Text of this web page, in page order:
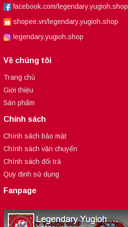
facebook.com/legendary.yugioh.shop
shopee.vn/legendary.yugioh.shop
legendary.yugioh.shop
Về chúng tôi
Trang chủ
Giới thiệu
Sản phẩm
Chính sách
Chính sách bảo mật
Chính sách vận chuyển
Chính sách đổi trả
Quy định sử dụng
Fanpage